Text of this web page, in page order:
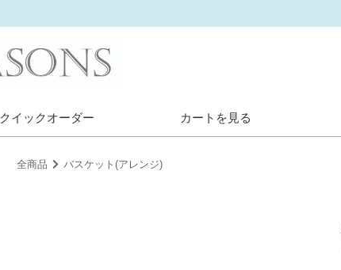
クイックオーダー カートを見る
全商品 バスケット(アレンジ)